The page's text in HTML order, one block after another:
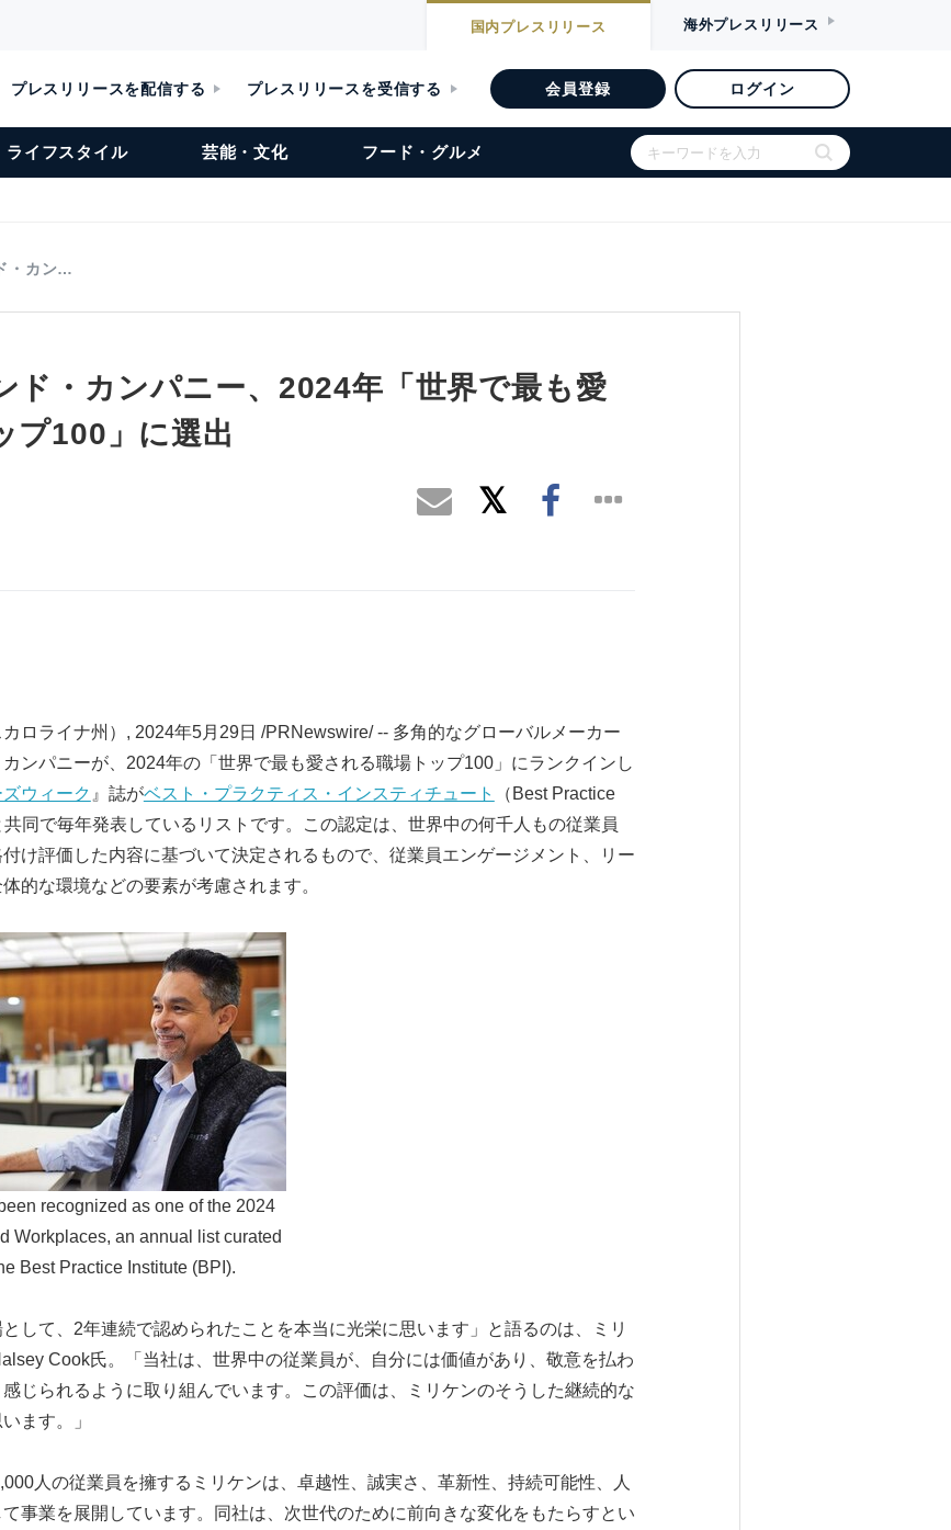
国内プレスリリース 海外プレスリリース
プレスリリースを配信する プレスリリースを受信する 会員登録 ログイン
ライフスタイル 芸能・文化 フード・グルメ
・カン…
ド・カンパニー、2024年「世界で最も愛
プ100」に選出
ロライナ州）, 2024年5月29日 /PRNewswire/ -- 多角的なグローバルメーカー
ンパニーが、2024年の「世界で最も愛される職場トップ100」にランクインし
ウィーク 』誌がベスト・プラクティス・インスティチュート
（Best Practice
共同で毎年発表しているリストです。この認定は、世界中の何千人もの従業員
け評価した内容に基づいて決定されるもので、従業員エンゲージメント、リー
的な環境などの要素が考慮されます。
recognized as one of the 2024
Workplaces, an annual list curated
Best Practice Institute (BPI).
として、2年連続で認められたことを本当に光栄に思います」と語るのは、ミリ
Cook氏。「当社は、世界中の従業員が、自分には価値があり、敬意を払わ
じられるように取り組んでいます。この評価は、ミリケンのそうした継続的な
ます。」
人の従業員を擁するミリケンは、卓越性、誠実さ、革新性、持続可能性、人
事業を展開しています。同社は、次世代のために前向きな変化をもたらすとい